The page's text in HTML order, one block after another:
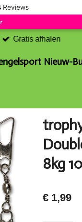
Reviews
Nieuw-
Gratis afhalen
8kg
€ 1,99